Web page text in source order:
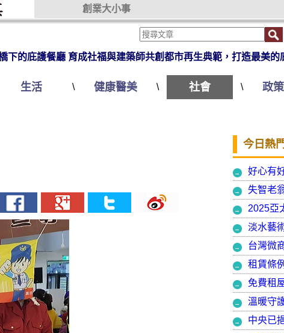
創業大小事
下的庇護餐廳 育成社福與建築師共創都市再生典範，打造最美的
生活 \ 健康醫美 \ 社會 \ 政
今日熱門